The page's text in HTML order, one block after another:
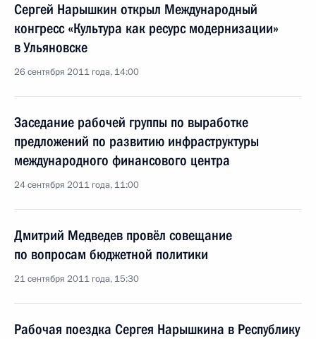
Сергей Нарышкин открыл Международный
конгресс «Культура как ресурс модернизации»
в Ульяновске
26 сентября 2011 года, 14:00
Заседание рабочей группы по выработке
предложений по развитию инфраструктуры
международного финансового центра
24 сентября 2011 года, 11:00
Дмитрий Медведев провёл совещание
по вопросам бюджетной политики
21 сентября 2011 года, 15:30
Рабочая поездка Сергея Нарышкина в Республику